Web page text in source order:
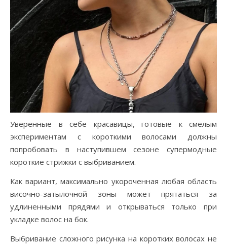
Уверенные в себе красавицы, готовые к смелым
экспериментам с короткими волосами должны
попробовать в наступившем сезоне супермодные
короткие стрижки с выбриванием.
Как вариант, максимально укороченная любая область
височно-затылочной зоны может прятаться за
удлиненными прядями и открываться только при
укладке волос на бок.
Выбривание сложного рисунка на коротких волосах не